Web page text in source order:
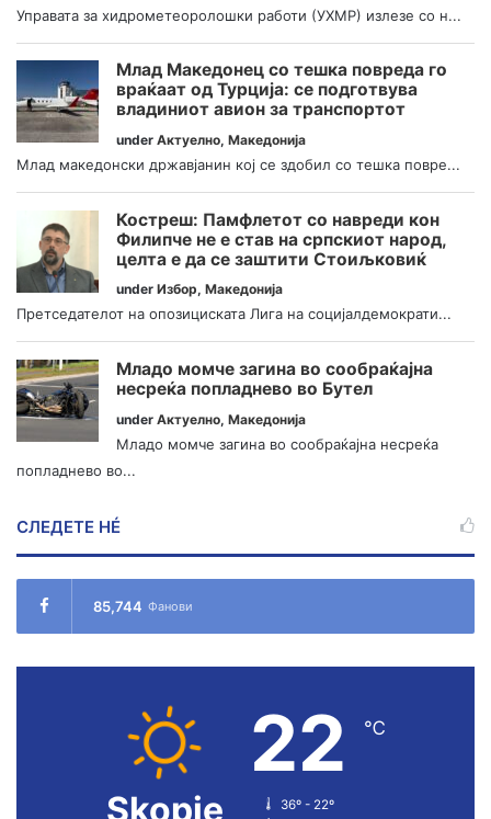
Управата за хидрометеоролошки работи (УХМР) излезе со н...
Млад Македонец со тешка повреда го
враќаат од Турција: се подготвува
владиниот авион за транспортот
under Актуелно, Македонија
Млад македонски државјанин кој се здобил со тешка повре...
Костреш: Памфлетот со навреди кон
Филипче не е став на српскиот народ,
целта е да се заштити Стоиљковиќ
under Избор, Македонија
Претседателот на опозициската Лига на социјалдемократи...
Младо момче загина во сообраќајна
несреќа попладнево во Бутел
under Актуелно, Македонија
Младо момче загина во сообраќајна несреќа
попладнево во...
СЛЕДЕТЕ НÉ
85,744 Фанови
Skopje
22 ℃
36º - 22º